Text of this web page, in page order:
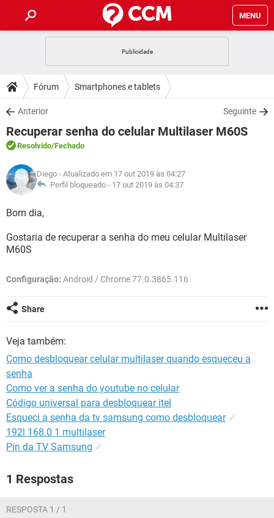
MENU
CELULAR FACEBOOK
OUTLOOK
INSTAGRAM GMAIL
GUIA DE COMPRAS
DICAS
JOGOS WHATSAPP
OUTLOOK
INSTAGRAM
GUIA DE COMPRAS
DOWNLOADS
JOGOS WHATSAPP
CELULAR
OUTLOOK EXCEL
INSTAGRAM
GUIA DE COMPRAS
FÓRUM
JOGOS
CELULAR FACEBOOK
GUIA DE COMPRAS
GLOSSÁRIO
JOGOS
CELULAR
OUTLOOK EXCEL
GUIA DE COMPRAS
Fórum Smartphones e tablets
Anterior Seguinte
Recuperar senha do celular Multilaser M60S
Resolvido/Fechado
Diego - Atualizado em 17 out 2019 às 04:27
Perfil bloqueado - 17 out 2019 às 04:37
Bom dia,
Gostaria de recuperar a senha do meu celular Multilaser
M60S
Configuração: Android / Chrome 77.0.3865.116
Share
Veja também:
Como desbloquear celular multilaser quando esqueceu a
senha
Como ver a senha do youtube no celular
Código universal para desbloquear itel
Esqueci a senha da tv samsung como desbloquear ✓
192l 168.0 1 multilaser
Pin da TV Samsung ✓
1 Respostas
RESPOSTA 1 / 1